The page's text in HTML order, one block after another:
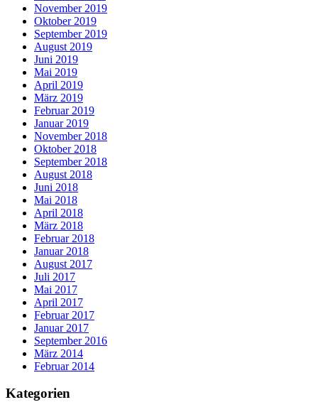
November 2019
Oktober 2019
September 2019
August 2019
Juni 2019
Mai 2019
April 2019
März 2019
Februar 2019
Januar 2019
November 2018
Oktober 2018
September 2018
August 2018
Juni 2018
Mai 2018
April 2018
März 2018
Februar 2018
Januar 2018
August 2017
Juli 2017
Mai 2017
April 2017
Februar 2017
Januar 2017
September 2016
März 2014
Februar 2014
Kategorien